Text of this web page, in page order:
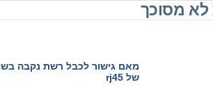
מסוכך
מאם גישור לכבל רשת נקבה
של rj45